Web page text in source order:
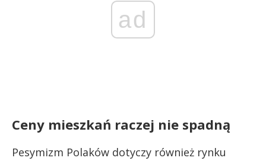
ad
Ceny mieszkań raczej nie spadną
Pesymizm Polaków dotyczy również rynku